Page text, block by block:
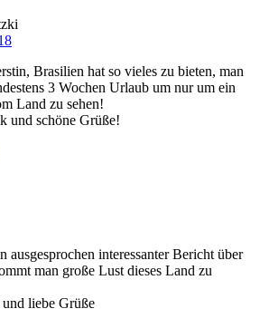
Brasilien hat so vieles zu bieten, man
3 Wochen Urlaub um nur um ein
Land zu sehen!
und schöne Grüße!
ausgesprochen interessanter Bericht über
man große Lust dieses Land zu
liebe Grüße